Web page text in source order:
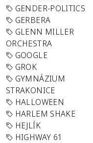
GENDER-POLITICS
GERBERA
GLENN MILLER
ORCHESTRA
GOOGLE
GROK
GYMNÁZIUM
STRAKONICE
HALLOWEEN
HARLEM SHAKE
HEJLÍK
HIGHWAY 61